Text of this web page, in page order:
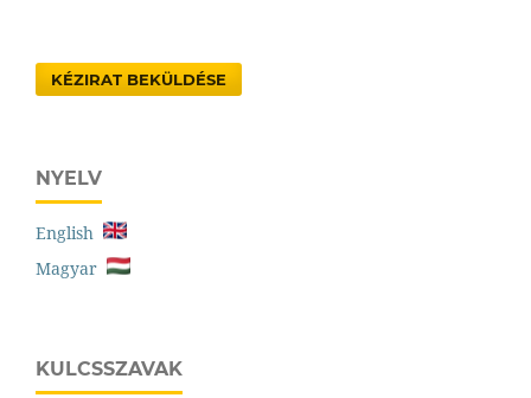
KÉZIRAT BEKÜLDÉSE
NYELV
English
Magyar
KULCSSZAVAK